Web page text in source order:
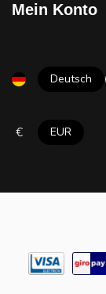
Mein Konto
Deutsch
€ EUR